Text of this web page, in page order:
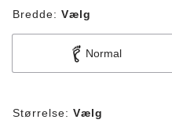
Bredde: Vælg
Normal
Størrelse: Vælg